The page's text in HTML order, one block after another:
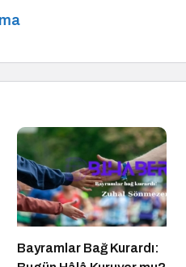
Bayramlar Bağ Kurardı: